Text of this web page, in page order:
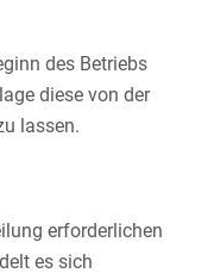
des Betriebs
diese von der
lassen.
erforderlichen
es sich